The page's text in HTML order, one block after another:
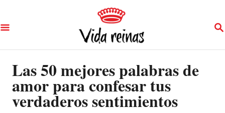
k
i
S
Las 50 mejores palabras de
amor para confesar tus
verdaderos sentimientos